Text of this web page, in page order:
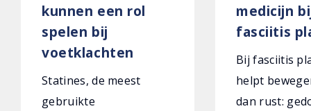
kunnen een rol
spelen bij
voetklachten
Statines, de meest
gebruikte
medicijn
fasciitis
Bij fasciitis
helpt
dan rust: